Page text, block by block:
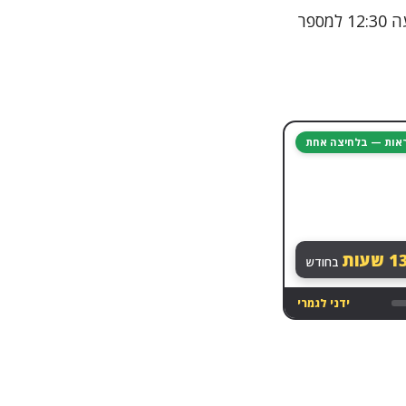
שאלו אותי המון אנשים איך הופכים שעות למספר עשרוני, למשל - להפוך את השעה 12:30 למספר
— בלחיצה אחת
שעות בחודש
ידני לגמרי